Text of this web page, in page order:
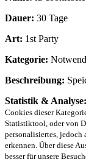
Dauer: 30 Tage
Art: 1st Party
Kategorie:
Beschreibung:
Statistik & Analyse:
Cookies dieser
Statistiktool, oder von
personalisiertes, jedoch
erkennen. Über diese
besser für unsere